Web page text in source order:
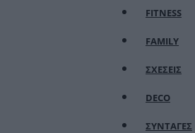
FITNESS
FAMILY
ΣΧΕΣΕΙΣ
DECO
ΣΥΝΤΑΓΕΣ